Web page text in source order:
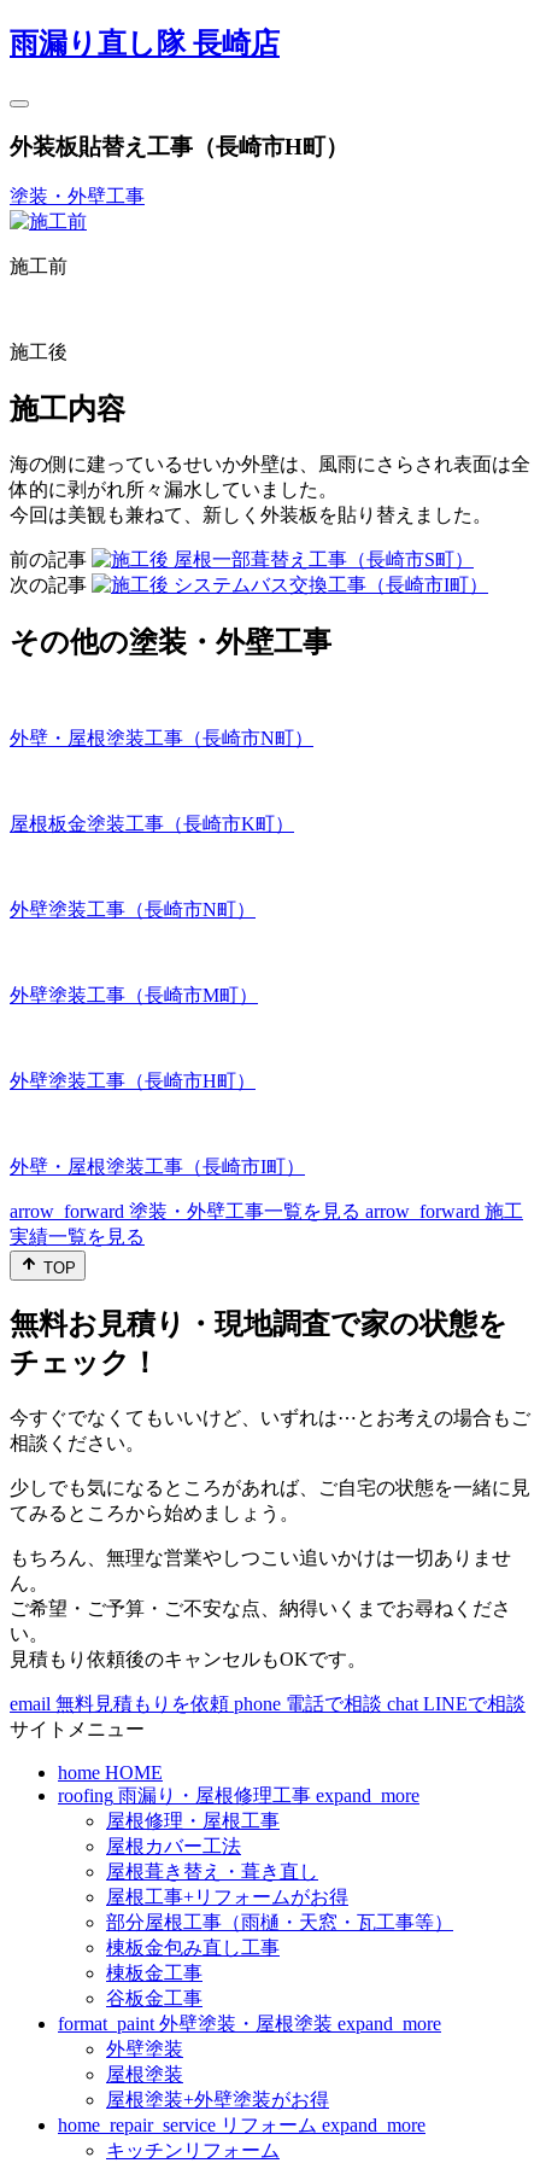
雨漏り直し隊 長崎店
外装板貼替え工事（長崎市H町）
塗装・外壁工事
施工前
施工後
施工内容
海の側に建っているせいか外壁は、風雨にさらされ表面は全
体的に剥がれ所々漏水していました。
今回は美観も兼ねて、新しく外装板を貼り替えました。
前の記事
屋根一部葺替え工事（長崎市S町）
次の記事
システムバス交換工事（長崎市I町）
その他の塗装・外壁工事
外壁・屋根塗装工事（長崎市N町）
屋根板金塗装工事（長崎市K町）
外壁塗装工事（長崎市N町）
外壁塗装工事（長崎市M町）
外壁塗装工事（長崎市H町）
外壁・屋根塗装工事（長崎市I町）
arrow_forward 塗装・外壁工事一覧を見る arrow_forward 施工
実績一覧を見る
TOP
無料お見積り・現地調査で家の状態を
チェック！
今すぐでなくてもいいけど、いずれは⋯とお考えの場合もご
相談ください。
少しでも気になるところがあれば、ご自宅の状態を一緒に見
てみるところから始めましょう。
もちろん、無理な営業やしつこい追いかけは一切ありませ
ん。
ご希望・ご予算・ご不安な点、納得いくまでお尋ねくださ
い。
見積もり依頼後のキャンセルもOKです。
email 無料見積もりを依頼 phone 電話で相談 chat LINEで相談
サイトメニュー
home HOME
roofing 雨漏り・屋根修理工事 expand_more
屋根修理・屋根工事
屋根カバー工法
屋根葺き替え・葺き直し
屋根工事+リフォームがお得
部分屋根工事（雨樋・天窓・瓦工事等）
棟板金包み直し工事
棟板金工事
谷板金工事
format_paint 外壁塗装・屋根塗装 expand_more
外壁塗装
屋根塗装
屋根塗装+外壁塗装がお得
home_repair_service リフォーム expand_more
キッチンリフォーム